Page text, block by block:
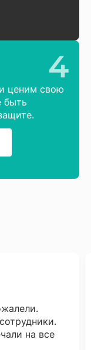
4
ценим свою
быть
на все